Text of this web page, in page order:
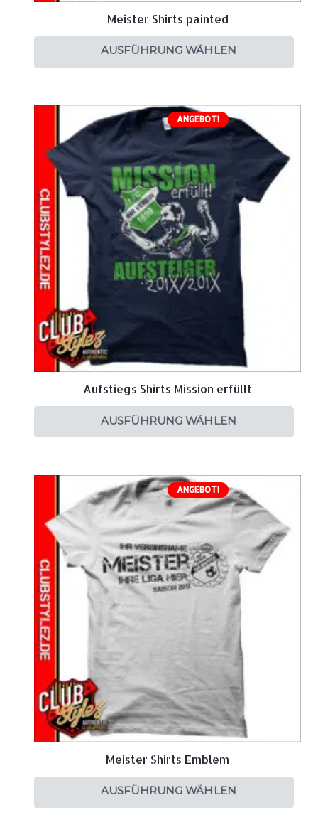
Meister Shirts painted
AUSFÜHRUNG WÄHLEN
ANGEBOT!
Aufstiegs Shirts Mission erfüllt
AUSFÜHRUNG WÄHLEN
ANGEBOT!
Meister Shirts Emblem
AUSFÜHRUNG WÄHLEN